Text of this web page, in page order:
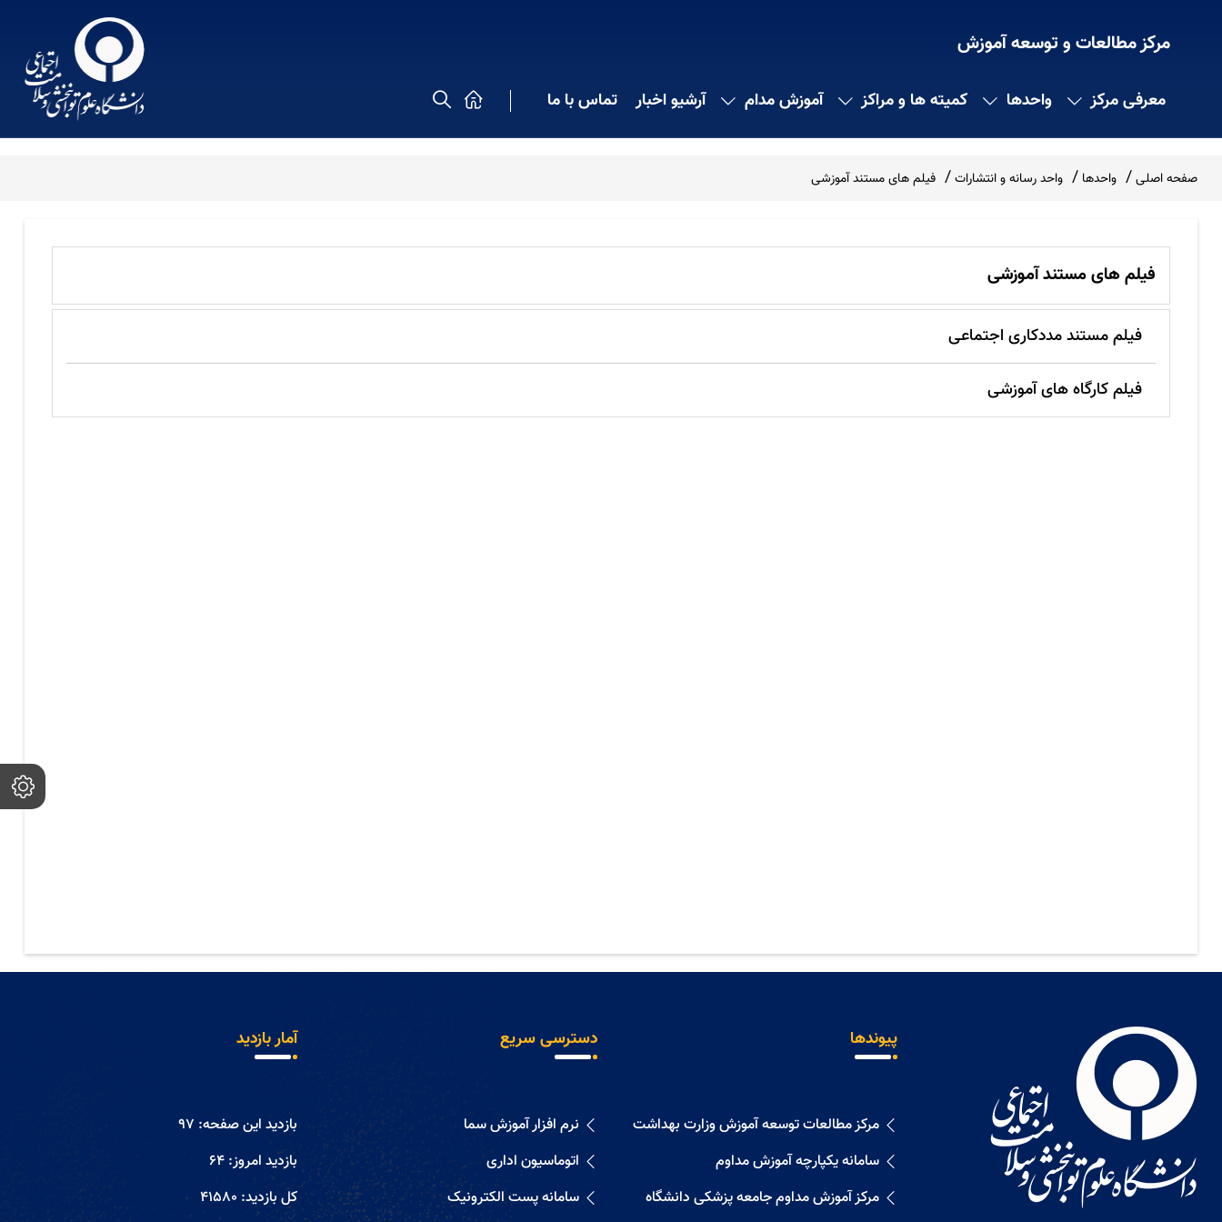
مرکز مطالعات و توسعه آموزش
معرفی مرکز واحدها کمیته ها و مراکز آموزش مدام آرشیو اخبار تماس با ما
صفحه اصلی واحدها واحد رسانه و انتشارات فیلم های مستند آموزشی
فیلم های مستند آموزشی
فیلم مستند مددکاری اجتماعی
فیلم کارگاه های آموزشی
پیوندها
مرکز مطالعات توسعه آموزش وزارت بهداشت
سامانه یکپارچه آموزش مداوم
مرکز آموزش مداوم جامعه پزشکی دانشگاه
دسترسی سریع
نرم افزار آموزش سما
اتوماسیون اداری
سامانه پست الکترونیک
آمار بازدید
بازدید این صفحه: 97
بازدید امروز: 64
کل بازدید: 41580